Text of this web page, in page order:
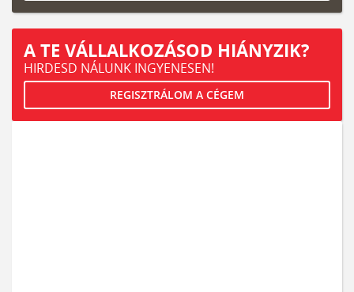
A TE VÁLLALKOZÁSOD HIÁNYZIK?
HIRDESD NÁLUNK INGYENESEN!
REGISZTRÁLOM A CÉGEM